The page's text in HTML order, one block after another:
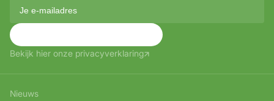
Bekijk hier onze privacyverklaring
Nieuws